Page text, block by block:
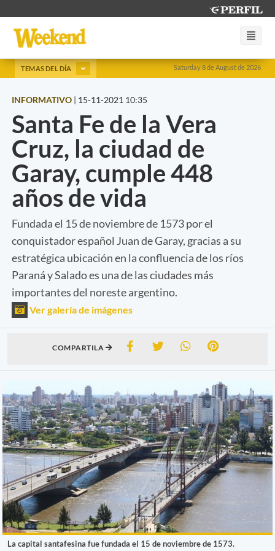
Saturday 8 de August de 2026
TEMAS DEL DÍA
INFORMATIVO | 15-11-2021 10:35
Santa Fe de la Vera
Cruz, la ciudad de
Garay, cumple 448
años de vida
Fundada el 15 de noviembre de 1573 por el
conquistador español Juan de Garay, gracias a su
estratégica ubicación en la confluencia de los ríos
Paraná y Salado es una de las ciudades más
importantes del noreste argentino.
Ver galería de imágenes
COMPARTILA
La capital santafesina fue fundada el 15 de noviembre de 1573.